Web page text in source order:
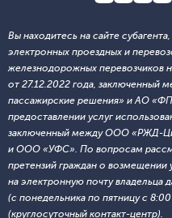
Вы находитесь на сайте
электронных проездных и
железнодорожных перевозчиков
от 27.12.2022 года,
пассажирские решения» и АО
предоставлении услуг
заключенный между ООО «РЖД-
и ООО «УФС». По вопросам
претензий граждан о
на электронную почту владельца
(с понедельника по пятницу с
(круглосуточный контакт-центр).